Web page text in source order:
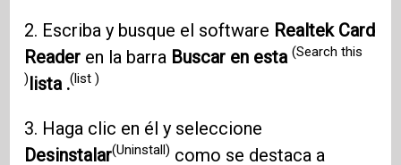
2. Escriba y busque el software Realtek Card
Reader en la barra Buscar en esta(Search this
)lista .(list )
3. Haga clic en él y seleccione
Desinstalar(Uninstall) como se destaca a